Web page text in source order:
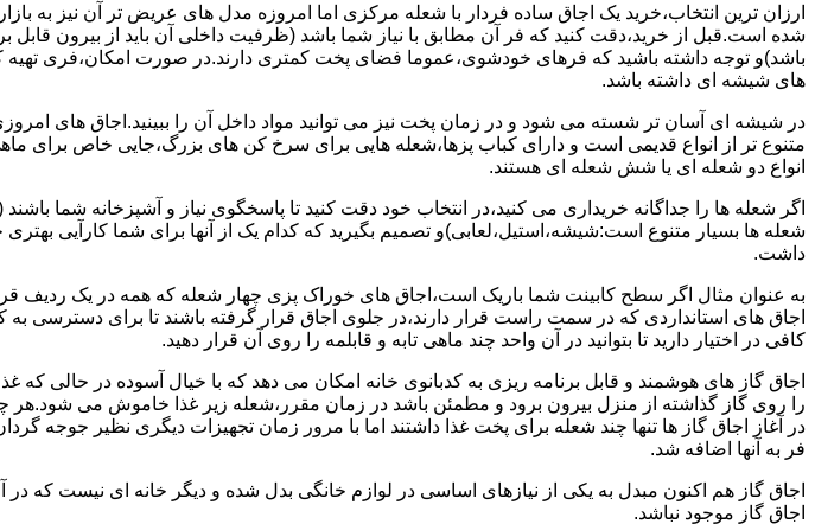
ارزان ترین انتخاب،خرید یک اجاق ساده فردار با شعله مرکزی اما امروزه مدل های عریض تر آن نیز به
شده است.قبل از خرید،دقت کنید که فر آن مطابق با نیاز شما باشد (ظرفیت داخلی آن باید از بیرون قابل
باشد)و توجه داشته باشید که فرهای خودشوی،عموما فضای پخت کمتری دارند.در صورت امکان،فری تهیه
های شیشه ای داشته باشد.
در شیشه ای آسان تر شسته می شود و در زمان پخت نیز می توانید مواد داخل آن را ببینید.اجاق های
متنوع تر از انواع قدیمی است و دارای کباب پزها،شعله هایی برای سرخ کن های بزرگ،جایی خاص برای
انواع دو شعله ای یا شش شعله ای هستند.
اگر شعله ها را جداگانه خریداری می کنید،در انتخاب خود دقت کنید تا پاسخگوی نیاز و آشپزخانه شما
شعله ها بسیار متنوع است:شیشه،استیل،لعابی)و تصمیم بگیرید که کدام یک از آنها برای شما کارآیی بهتری
داشت.
به عنوان مثال اگر سطح کابینت شما باریک است،اجاق های خوراک پزی چهار شعله که همه در یک ردیف
اجاق های استانداردی که در سمت راست قرار دارند،در جلوی اجاق قرار گرفته باشند تا برای دسترسی
کافی در اختیار دارید تا بتوانید در آن واحد چند ماهی تابه و قابلمه را روی آن قرار دهید.
اجاق گاز های هوشمند و قابل برنامه ریزی به کدبانوی خانه امکان می دهد که با خیال آسوده در حالی که
را روی گاز گذاشته از منزل بیرون برود و مطمئن باشد در زمان مقرر،شعله زیر غذا خاموش می شود.هر
در آغاز اجاق گاز ها تنها چند شعله برای پخت غذا داشتند اما با مرور زمان تجهیزات دیگری نظیر جوجه
فر به آنها اضافه شد.
اجاق گاز هم اکنون مبدل به یکی از نیازهای اساسی در لوازم خانگی بدل شده و دیگر خانه ای نیست که در
اجاق گاز موجود نباشد.